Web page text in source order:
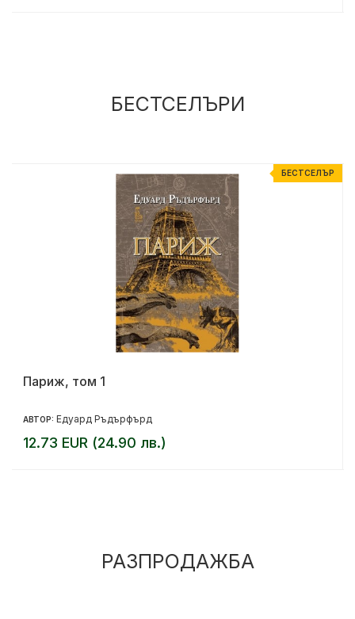
БЕСТСЕЛЪРИ
БЕСТСЕЛЪР
Париж, том 1
АВТОР: Едуард Ръдърфърд
12.73 EUR (24.90 лв.)
РАЗПРОДАЖБА